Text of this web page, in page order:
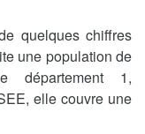
quelques chiffres
une population de
département 1,
elle couvre une